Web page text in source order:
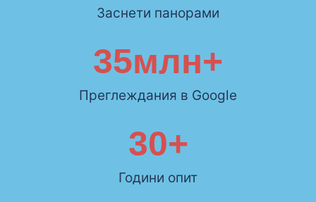
Заснети панорами
Преглеждания в Google
35млн+
Години опит
30+